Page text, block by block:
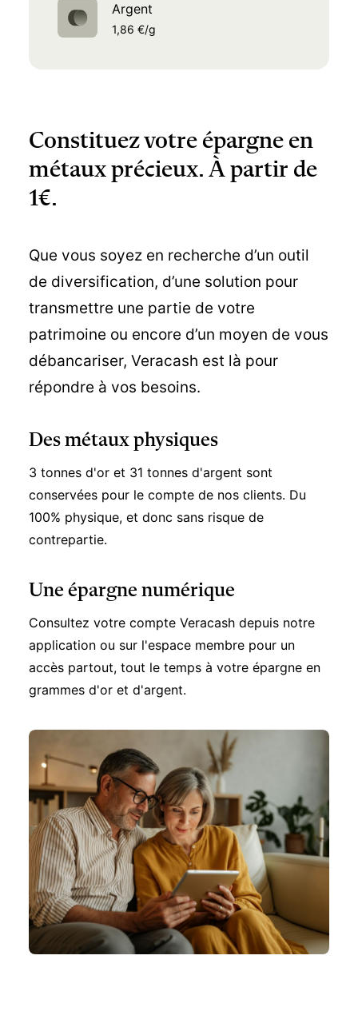
Argent
1,86 €/g
Constituez votre épargne en
métaux précieux. À partir de
1€.
Que vous soyez en recherche d’un outil
de diversification, d’une solution pour
transmettre une partie de votre
patrimoine ou encore d’un moyen de vous
débancariser, Veracash est là pour
répondre à vos besoins.
Des métaux physiques
3 tonnes d'or et 31 tonnes d'argent sont
conservées pour le compte de nos clients. Du
100% physique, et donc sans risque de
contrepartie.
Une épargne numérique
Consultez votre compte Veracash depuis notre
application ou sur l'espace membre pour un
accès partout, tout le temps à votre épargne en
grammes d'or et d'argent.